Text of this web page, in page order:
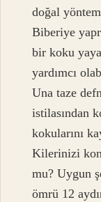
doğal
Biberiye
bir koku
yardımcı
Una taze
istilasından
kokularını
Kilerinizi
mu? Uygun
ömrü 12